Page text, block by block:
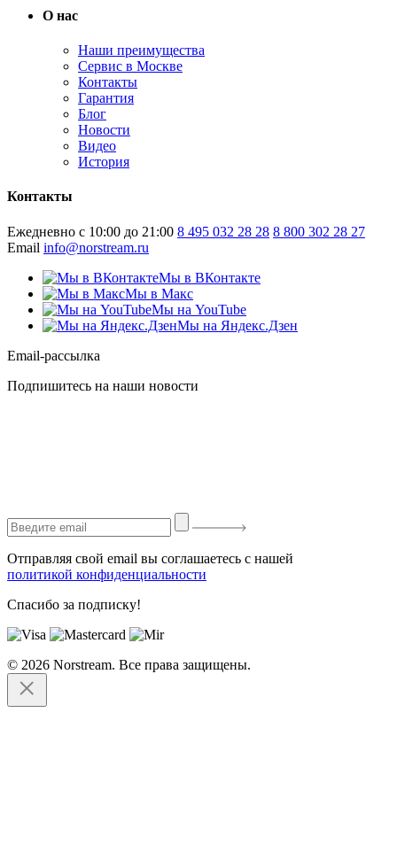
О нас
Наши преимущества
Сервис в Москве
Контакты
Гарантия
Блог
Новости
Видео
История
Контакты
Ежедневно с 10:00 до 21:00 8 495 032 28 28 8 800 302 28 27
Email info@norstream.ru
Мы в ВКонтакте
Мы в Макс
Мы на YouTube
Мы на Яндекс.Дзен
Email-рассылка
Подпишитесь на наши новости
Отправляя свой email вы соглашаетесь с нашей
политикой конфиденциальности
Спасибо за подписку!
© 2026 Norstream. Все права защищены.